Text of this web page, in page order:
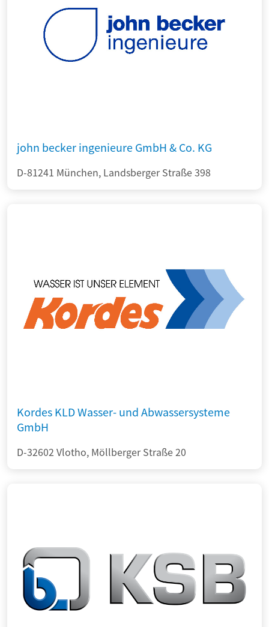
john becker ingenieure GmbH & Co. KG
D-81241 München, Landsberger Straße 398
Kordes KLD Wasser- und Abwassersysteme
GmbH
D-32602 Vlotho, Möllberger Straße 20